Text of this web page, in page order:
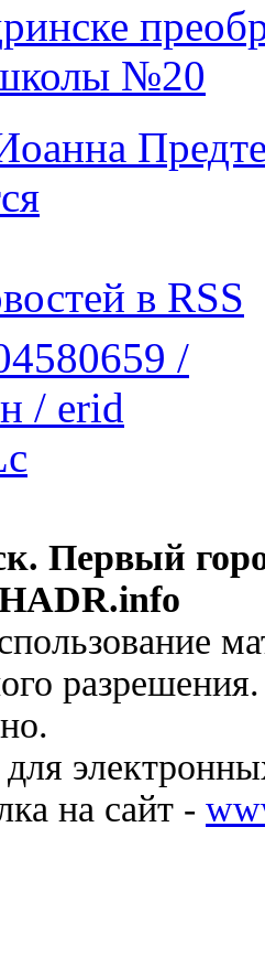
№20
в RSS
Первый
на сайт -